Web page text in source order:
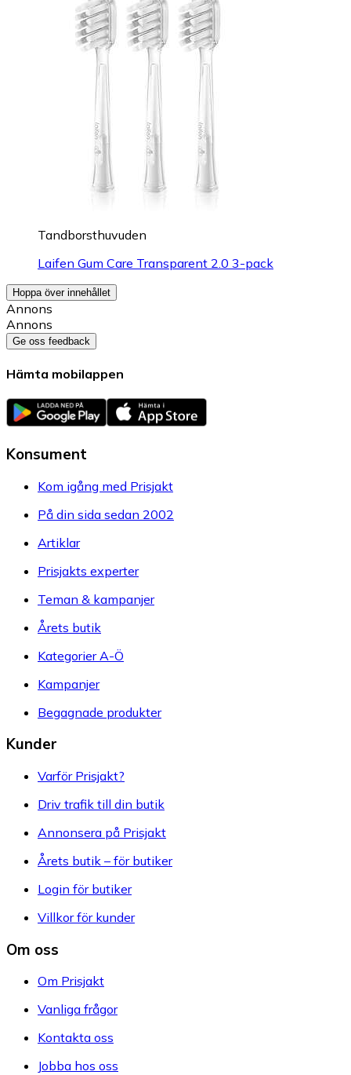
Tandborsthuvuden
Laifen Gum Care Transparent 2.0 3-pack
Hoppa över innehållet
Annons
Annons
Ge oss feedback
Hämta mobilappen
Konsument
Kom igång med Prisjakt
På din sida sedan 2002
Artiklar
Prisjakts experter
Teman & kampanjer
Årets butik
Kategorier A-Ö
Kampanjer
Begagnade produkter
Kunder
Varför Prisjakt?
Driv trafik till din butik
Annonsera på Prisjakt
Årets butik – för butiker
Login för butiker
Villkor för kunder
Om oss
Om Prisjakt
Vanliga frågor
Kontakta oss
Jobba hos oss